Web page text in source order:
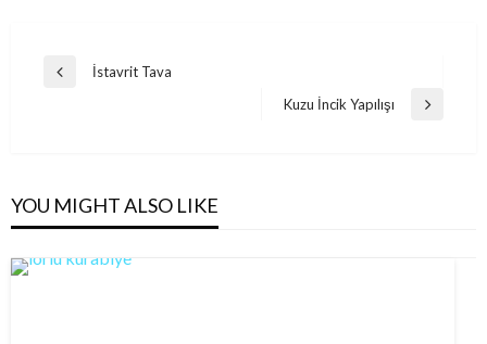
Post
Previous
İstavrit Tava
Next
Kuzu İncik Yapılışı
YOU MIGHT ALSO LIKE